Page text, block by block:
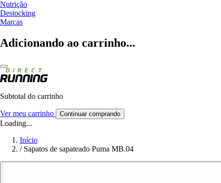
Nutrição
Destocking
Marcas
Adicionando ao carrinho...
Subtotal do carrinho
Ver meu carrinho Continuar comprando
Loading...
Início
/ Sapatos de sapateado Puma MB.04